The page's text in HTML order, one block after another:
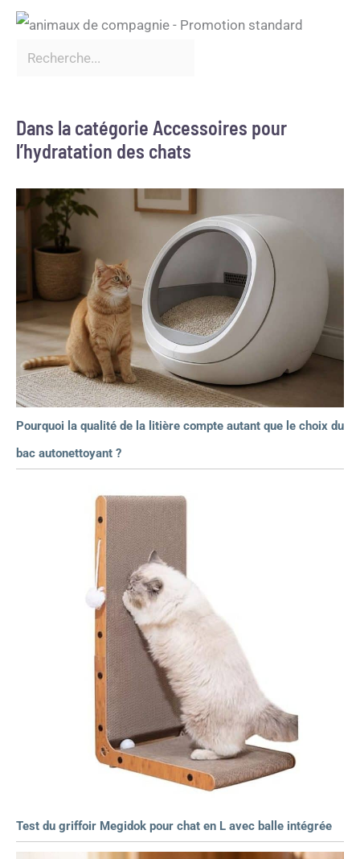
Dans la catégorie Accessoires pour
l’hydratation des chats
Pourquoi la qualité de la litière compte autant que le choix du
bac autonettoyant ?
Test du griffoir Megidok pour chat en L avec balle intégrée